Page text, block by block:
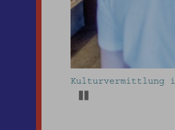
Kulturvermittlung